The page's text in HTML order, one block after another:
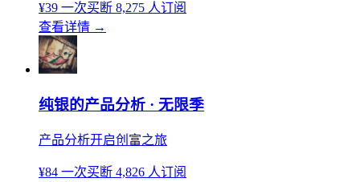
¥39 一次买断 8,275 人订阅
查看详情 →
纯银的产品分析 · 无限季
产品分析开启创富之旅
¥84 一次买断 4,826 人订阅